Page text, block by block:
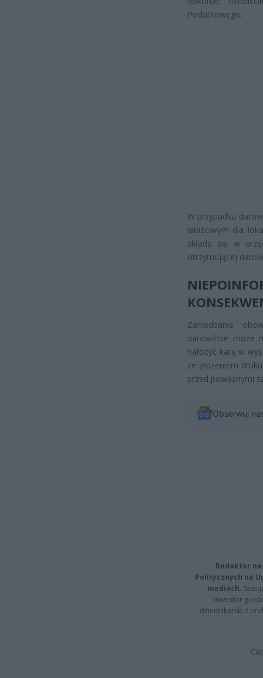
Podatkowego.
W przypadku
właściwym dla
składa się w
otrzymującej
Zaniedbanie
darowiźnie może
nałożyć karę w
ze złożeniem
przed poważnymi
Obserwuj
Redaktor
Politycznych na
mediach.
inwestor
dziennikarski z